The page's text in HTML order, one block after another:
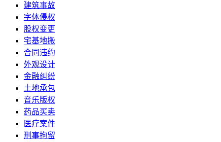
建筑事故
字体侵权
股权变更
宅基地搬
合同违约
外观设计
金融纠纷
土地承包
音乐版权
药品买卖
医疗案件
刑事拘留